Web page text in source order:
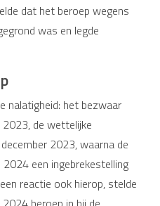
dat het beroep wegens
was en legde
nalatigheid: het bezwaar
de wettelijke
2023, waarna de
een ingebrekestelling
reactie ook hierop, stelde